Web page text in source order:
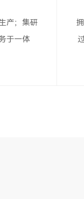
产；集研
于一体